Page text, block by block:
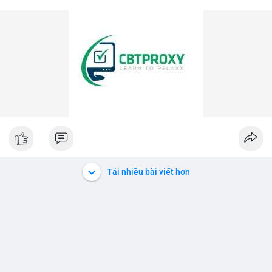
Tải nhiều bài viết hơn